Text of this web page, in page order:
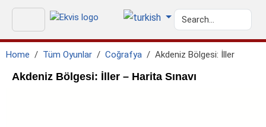
Home Tüm Oyunlar Coğrafya Akdeniz Bölgesi: İller
Akdeniz Bölgesi: İller – Harita Sınavı